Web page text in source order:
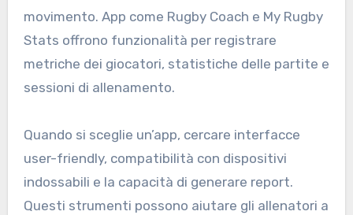
movimento. App come Rugby Coach e My Rugby
Stats offrono funzionalità per registrare
metriche dei giocatori, statistiche delle partite e
sessioni di allenamento.
Quando si sceglie un’app, cercare interfacce
user-friendly, compatibilità con dispositivi
indossabili e la capacità di generare report.
Questi strumenti possono aiutare gli allenatori a